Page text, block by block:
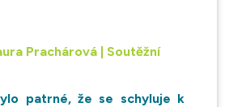
Prachárová | Soutěžní
patrné, že se schyluje k